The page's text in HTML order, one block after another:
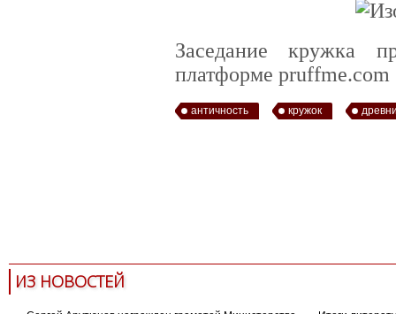
Заседание кружка
платформе pruffme.com
античность кружок
ИЗ НОВОСТЕЙ